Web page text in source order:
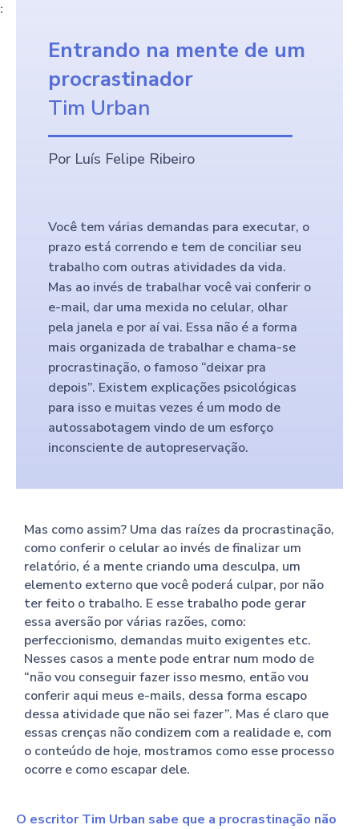
:
Entrando na mente de um
procrastinador
Tim Urban
Por Luís Felipe Ribeiro
Você tem várias demandas para executar, o
prazo está correndo e tem de conciliar seu
trabalho com outras atividades da vida.
Mas ao invés de trabalhar você vai conferir o
e-mail, dar uma mexida no celular, olhar
pela janela e por aí vai. Essa não é a forma
mais organizada de trabalhar e chama-se
procrastinação, o famoso “deixar pra
depois”. Existem explicações psicológicas
para isso e muitas vezes é um modo de
autossabotagem vindo de um esforço
inconsciente de autopreservação.
Mas como assim? Uma das raízes da procrastinação,
como conferir o celular ao invés de finalizar um
relatório, é a mente criando uma desculpa, um
elemento externo que você poderá culpar, por não
ter feito o trabalho. E esse trabalho pode gerar
essa aversão por várias razões, como:
perfeccionismo, demandas muito exigentes etc.
Nesses casos a mente pode entrar num modo de
“não vou conseguir fazer isso mesmo, então vou
conferir aqui meus e-mails, dessa forma escapo
dessa atividade que não sei fazer”. Mas é claro que
essas crenças não condizem com a realidade e, com
o conteúdo de hoje, mostramos como esse processo
ocorre e como escapar dele.
O escritor Tim Urban sabe que a procrastinação não